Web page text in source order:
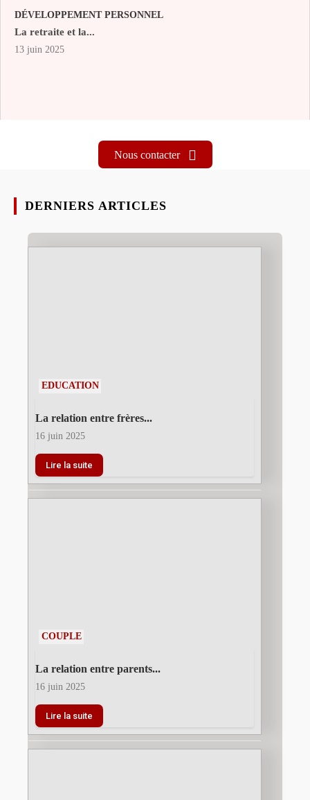
DÉVELOPPEMENT PERSONNEL
La retraite et la...
13 juin 2025
Nous contacter
DERNIERS ARTICLES
EDUCATION
La relation entre frères...
16 juin 2025
Lire la suite
COUPLE
La relation entre parents...
16 juin 2025
Lire la suite